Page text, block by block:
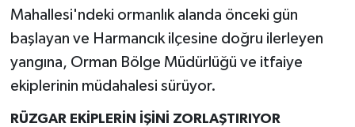
Mahallesi'ndeki ormanlık alanda önceki gün
başlayan ve Harmancık ilçesine doğru ilerleyen
yangına, Orman Bölge Müdürlüğü ve itfaiye
ekiplerinin müdahalesi sürüyor.
RÜZGAR EKİPLERİN İŞİNİ ZORLAŞTIRIYOR